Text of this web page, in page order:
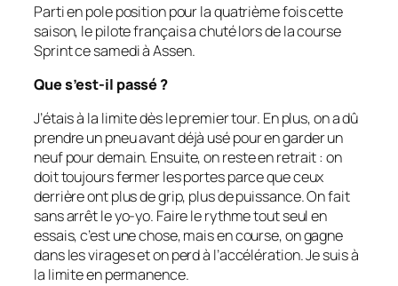
Parti en pole position pour la quatrième fois cette
saison, le pilote français a chuté lors de la course
Sprint ce samedi à Assen.
Que s’est-il passé ?
J’étais à la limite dès le premier tour. En plus, on a dû
prendre un pneu avant déjà usé pour en garder un
neuf pour demain. Ensuite, on reste en retrait : on
doit toujours fermer les portes parce que ceux
derrière ont plus de grip, plus de puissance. On fait
sans arrêt le yo-yo. Faire le rythme tout seul en
essais, c’est une chose, mais en course, on gagne
dans les virages et on perd à l’accélération. Je suis à
la limite en permanence.